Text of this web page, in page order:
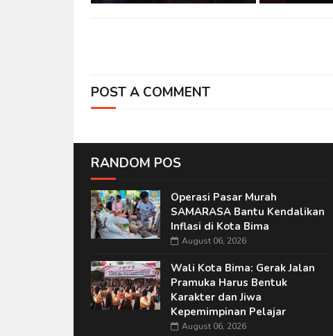
POST A COMMENT
RANDOM POS
Operasi Pasar Murah
SAMARASA Bantu Kendalikan
Inflasi di Kota Bima
August 06, 2026
Wali Kota Bima: Gerak Jalan
Pramuka Harus Bentuk
Karakter dan Jiwa
Kepemimpinan Pelajar
August 06, 2026